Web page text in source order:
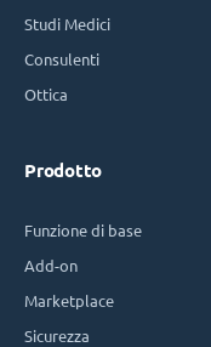
Studi Medici
Consulenti
Ottica
Prodotto
Funzione di base
Add-on
Marketplace
Sicurezza